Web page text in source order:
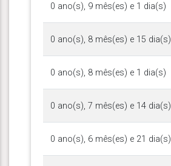
0 ano(s), 9 mês(es) e 1 dia(s)
0 ano(s), 8 mês(es) e 15 dia(s)
0 ano(s), 8 mês(es) e 1 dia(s)
0 ano(s), 7 mês(es) e 14 dia(s)
0 ano(s), 6 mês(es) e 21 dia(s)